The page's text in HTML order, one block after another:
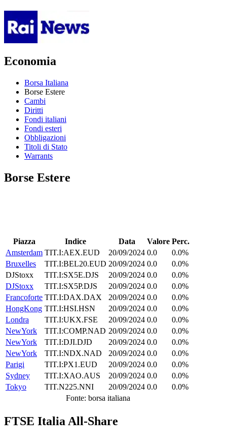
Economia
Borsa Italiana
Borse Estere
Cambi
Diritti
Fondi italiani
Fondi esteri
Obbligazioni
Titoli di Stato
Warrants
Borse Estere
Piazza Indice Data Valore Perc.
Amsterdam TIT.I:AEX.EUD 20/09/2024 0.0
0.0%
Bruxelles
TIT.I:BEL20.EUD 20/09/2024 0.0
0.0%
DJStoxx
TIT.I:SX5E.DJS 20/09/2024 0.0
0.0%
DJStoxx
TIT.I:SX5P.DJS 20/09/2024 0.0
0.0%
Francoforte TIT.I:DAX.DAX 20/09/2024 0.0
0.0%
HongKong TIT.I:HSI.HSN 20/09/2024 0.0
0.0%
Londra
TIT.I:UKX.FSE 20/09/2024 0.0
0.0%
NewYork
TIT.I:COMP.NAD 20/09/2024 0.0
0.0%
NewYork
TIT.I:DJI.DJD 20/09/2024 0.0
0.0%
NewYork
TIT.I:NDX.NAD 20/09/2024 0.0
0.0%
Parigi
TIT.I:PX1.EUD 20/09/2024 0.0
0.0%
Sydney
TIT.I:XAO.AUS 20/09/2024 0.0
0.0%
Tokyo
TIT.N225.NNI 20/09/2024 0.0
0.0%
Fonte: borsa italiana
FTSE Italia All-Share